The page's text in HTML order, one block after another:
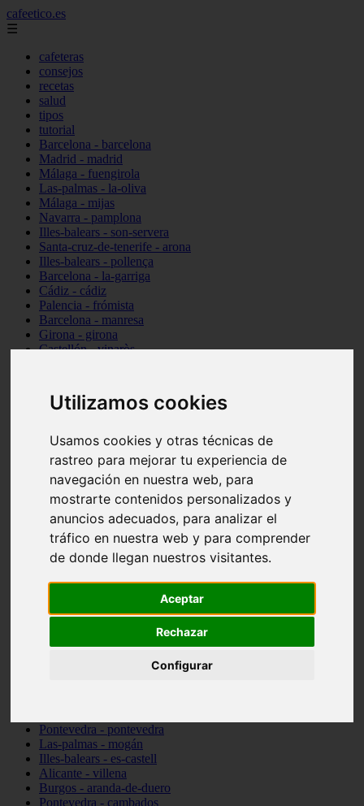
Utilizamos cookies
Usamos cookies y otras técnicas de
rastreo para mejorar tu experiencia de
navegación en nuestra web, para
mostrarte contenidos personalizados y
anuncios adecuados, para analizar el
tráfico en nuestra web y para comprender
de donde llegan nuestros visitantes.
Aceptar
Rechazar
Configurar
cafeetico.es
☰
cafeteras
consejos
recetas
salud
tipos
tutorial
Barcelona - barcelona
Madrid - madrid
Málaga - fuengirola
Las-palmas - la-oliva
Málaga - mijas
Navarra - pamplona
Illes-balears - son-servera
Santa-cruz-de-tenerife - arona
Illes-balears - pollença
Barcelona - la-garriga
Cádiz - cádiz
Palencia - frómista
Barcelona - manresa
Girona - girona
Castellón - vinaròs
Málaga - nerja
Girona - blanes
Málaga - marbella
Asturias - gijón
Girona - figueres
Alicante - santa-pola
Almería - roquetas-de-mar
Girona - tossa-de-mar
Barcelona - sant-cugat-del-vallès
Alicante - l39alfàs-del-pi
Barcelona - vilanova-i-la-geltrú
Castellón - peñíscola
Illes-balears - sant-josep-de-sa-talaia
Pontevedra - pontevedra
Las-palmas - mogán
Illes-balears - es-castell
Alicante - villena
Burgos - aranda-de-duero
Pontevedra - cambados